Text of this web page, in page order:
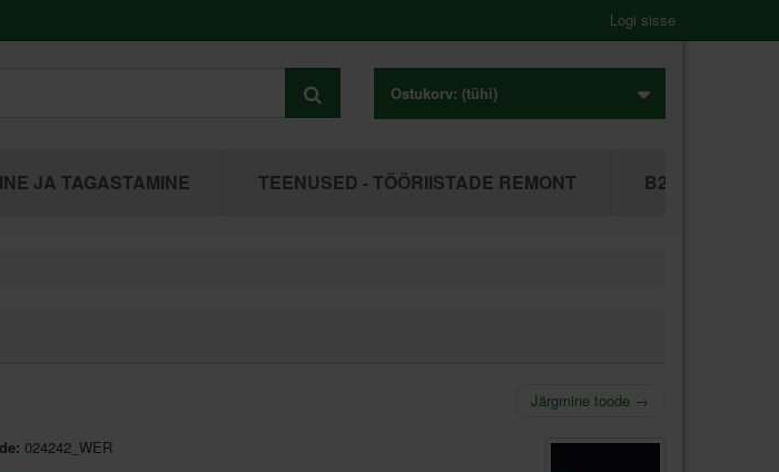
Logi sisse
Ostukorv: (tühi)
JA TAGASTAMINE TEENUSED - TÖÖRIISTADE REMONT B2B
Järgmine toode →
024242_WER